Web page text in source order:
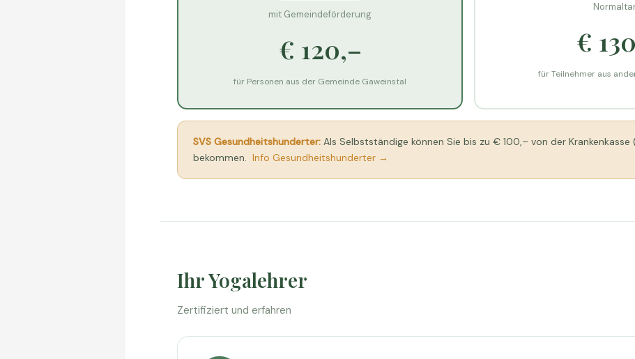
mit Gemeindeförderung
€ 120,–
für Personen aus der Gemeinde Gaweinstal
€
für Teilnehmer aus
SVS Gesundheitshunderter: Als Selbstständige können Sie bis zu € 100,– von der
bekommen.
Info Gesundheitshunderter →
Ihr Yogalehrer
Zertifiziert und erfahren